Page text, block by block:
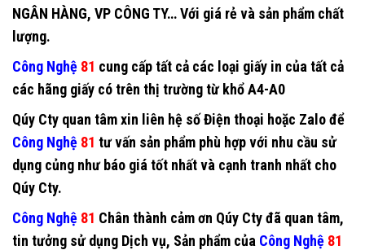
NGÂN HÀNG, VP CÔNG TY… Với giá rẻ và sản phẩm chất
lượng.
Công Nghệ 81 cung cấp tất cả các loại giấy in của tất cả
các hãng giấy có trên thị trường từ khổ A4-A0
Qúy Cty quan tâm xin liên hệ số Điện thoại hoặc Zalo để
Công Nghệ 81 tư vấn sản phẩm phù hợp với nhu cầu sử
dụng củng như báo giá tốt nhất và cạnh tranh nhất cho
Qúy Cty.
Công Nghệ 81 Chân thành cảm ơn Qúy Cty đã quan tâm,
tin tưởng sử dụng Dịch vụ, Sản phẩm của Công Nghệ 81